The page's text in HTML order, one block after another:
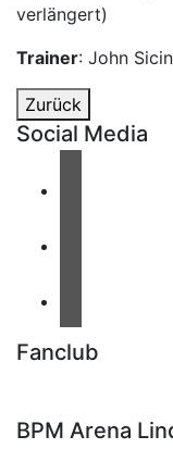
verlängert)
Trainer: John
Zurück
Social Media
Fanclub
BPM Arena